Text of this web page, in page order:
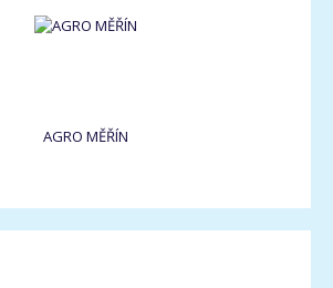
AGRO MĚŘÍN